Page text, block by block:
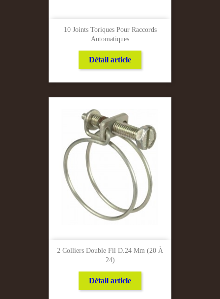
10 Joints Toriques Pour Raccords
Automatiques
Détail article
2 Colliers Double Fil D.24 Mm (20 À
24)
Détail article